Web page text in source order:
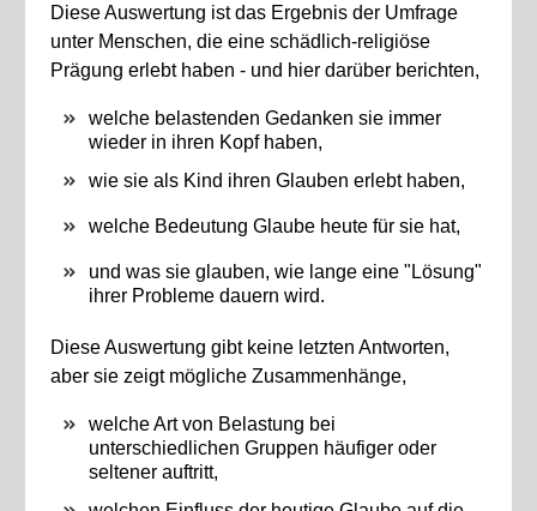
Diese Auswertung ist das Ergebnis der Umfrage
unter Menschen, die eine schädlich-religiöse
Prägung erlebt haben - und hier darüber berichten,
welche belastenden Gedanken sie immer
wieder in ihren Kopf haben,
wie sie als Kind ihren Glauben erlebt haben,
welche Bedeutung Glaube heute für sie hat,
und was sie glauben, wie lange eine "Lösung"
ihrer Probleme dauern wird.
Diese Auswertung gibt keine letzten Antworten,
aber sie zeigt mögliche Zusammenhänge,
welche Art von Belastung bei
unterschiedlichen Gruppen häufiger oder
seltener auftritt,